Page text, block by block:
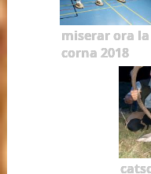
miserar ora la
corna 2018